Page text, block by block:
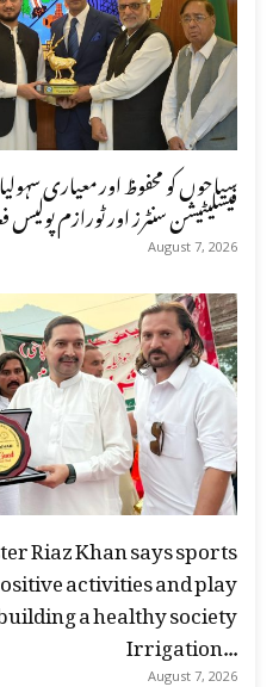
سیاحوں کو محفوظ اور معیاری
فیسلیٹیشن سنٹرز اور ٹورازم
August 7, 2026
Riaz Khan says sports
activities and play
a healthy society
Irrigation...
August 7, 2026